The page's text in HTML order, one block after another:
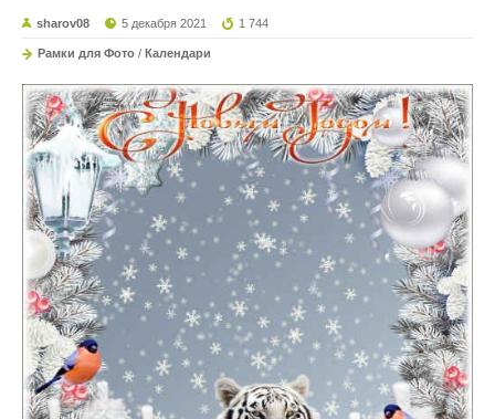
sharov08 5 декабря 2021 1 744
Рамки для Фото / Календари